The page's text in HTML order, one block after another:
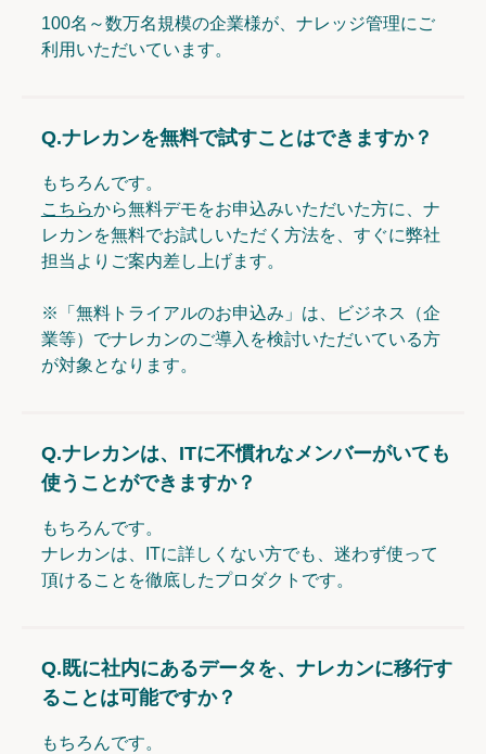
100名～数万名規模の企業様が、ナレッジ管理にご
利用いただいています。
Q.ナレカンを無料で試すことはできますか？
もちろんです。
こちらから無料デモをお申込みいただいた方に、ナ
レカンを無料でお試しいただく方法を、すぐに弊社
担当よりご案内差し上げます。
※「無料トライアルのお申込み」は、ビジネス（企
業等）でナレカンのご導入を検討いただいている方
が対象となります。
Q.ナレカンは、ITに不慣れなメンバーがいても
使うことができますか？
もちろんです。
ナレカンは、ITに詳しくない方でも、迷わず使って
頂けることを徹底したプロダクトです。
Q.既に社内にあるデータを、ナレカンに移行す
ることは可能ですか？
もちろんです。